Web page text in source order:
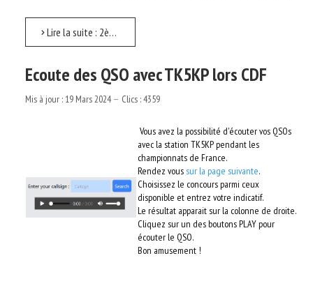
Lire la suite : 2ème iGate LoRa mise en service
Ecoute des QSO avec TK5KP lors CDF
Mis à jour : 19 Mars 2024 Clics : 4359
Vous avez la possibilité d'écouter vos QSOs
avec la station TK5KP pendant les
championnats de France.
Rendez voussur la page suivante.
Choisissez le concours parmi ceux
disponible et entrez votre indicatif.
Le résultat apparait sur la colonne de droite.
Cliquez sur un des boutons PLAY pour
écouter le QSO.
Bon amusement !